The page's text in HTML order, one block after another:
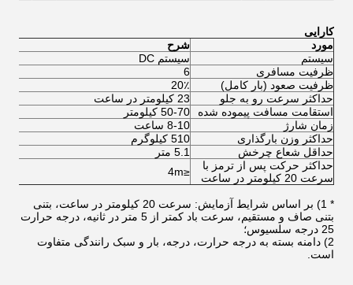
کارایی
مورد
شرح
سیستم
سیستم DC
ظرفیت مسافری
6
ظرفیت صعود (بار کامل)
20٪
حداکثر سرعت رو به جلو
23 کیلومتر در ساعت
استقامت مسافت پیموده شده
50-70 کیلومتر
زمان شارژ
8-10 ساعت
حداکثر وزن بارگذاری
510 کیلوگرم
حداقل شعاع چرخش
5.1 متر
حداکثر حرکت پس از ترمز با
سرعت 20 کیلومتر در ساعت
≤4m
* 1) بر اساس شرایط آزمایش: سرعت 20 کیلومتر در ساعت، بتنی
بتنی صاف و مستقیم، سرعت باد کمتر از 5 متر در ثانیه، درجه حرارت
25 درجه سلسیوس؛
2) دامنه بسته به درجه حرارت، درجه، بار و سبک رانندگی متفاوت
است.